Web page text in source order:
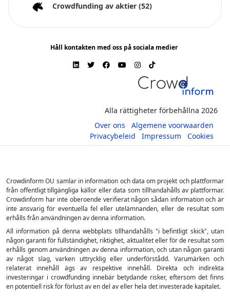
Crowdfunding av aktier (52)
Håll kontakten med oss på sociala medier
Alla rättigheter förbehållna 2026
Over ons
Algemene voorwaarden
Privacybeleid
Impressum Cookies
Crowdinform OU samlar in information och data om projekt och plattformar
från offentligt tillgängliga källor eller data som tillhandahålls av plattformar.
Crowdinform har inte oberoende verifierat någon sådan information och är
inte ansvarig för eventuella fel eller utelämnanden, eller de resultat som
erhålls från användningen av denna information.
All information på denna webbplats tillhandahålls "i befintligt skick", utan
någon garanti för fullständighet, riktighet, aktualitet eller för de resultat som
erhålls genom användningen av denna information, och utan någon garanti
av något slag, varken uttrycklig eller underförstådd. Varumärken och
relaterat innehåll ägs av respektive innehåll. Direkta och indirekta
investeringar i crowdfunding innebär betydande risker, eftersom det finns
en potentiell risk för förlust av en del av eller hela det investerade kapitalet.